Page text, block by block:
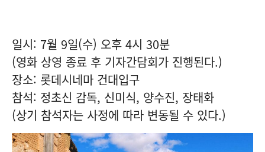
일시: 7월 9일(수) 오후 4시 30분
(영화 상영 종료 후 기자간담회가 진행된다.)
장소: 롯데시네마 건대입구
참석: 정초신 감독, 신미식, 양수진, 장태화
(상기 참석자는 사정에 따라 변동될 수 있다.)